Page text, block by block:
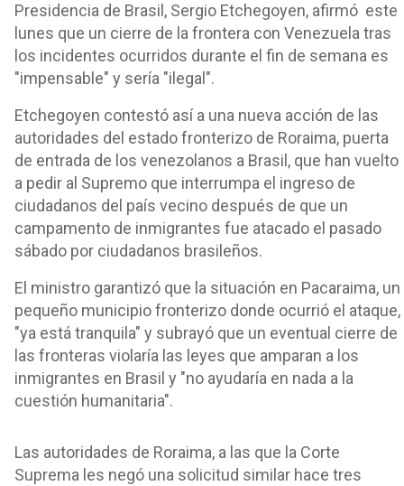
Presidencia de Brasil, Sergio Etchegoyen, afirmó este
lunes que un cierre de la frontera con Venezuela tras
los incidentes ocurridos durante el fin de semana es
"impensable" y sería "ilegal".
Etchegoyen contestó así a una nueva acción de las
autoridades del estado fronterizo de Roraima, puerta
de entrada de los venezolanos a Brasil, que han vuelto
a pedir al Supremo que interrumpa el ingreso de
ciudadanos del país vecino después de que un
campamento de inmigrantes fue atacado el pasado
sábado por ciudadanos brasileños.
El ministro garantizó que la situación en Pacaraima, un
pequeño municipio fronterizo donde ocurrió el ataque,
"ya está tranquila" y subrayó que un eventual cierre de
las fronteras violaría las leyes que amparan a los
inmigrantes en Brasil y "no ayudaría en nada a la
cuestión humanitaria".
Las autoridades de Roraima, a las que la Corte
Suprema les negó una solicitud similar hace tres